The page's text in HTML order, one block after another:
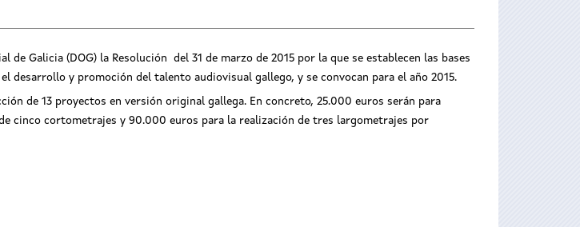
Galicia (DOG) la Resolución del 31 de marzo de 2015 por la que se establecen las bases
desarrollo y promoción del talento audiovisual gallego, y se convocan para el año 2015.
de 13 proyectos en versión original gallega. En concreto, 25.000 euros serán para
cinco cortometrajes y 90.000 euros para la realización de tres largometrajes por